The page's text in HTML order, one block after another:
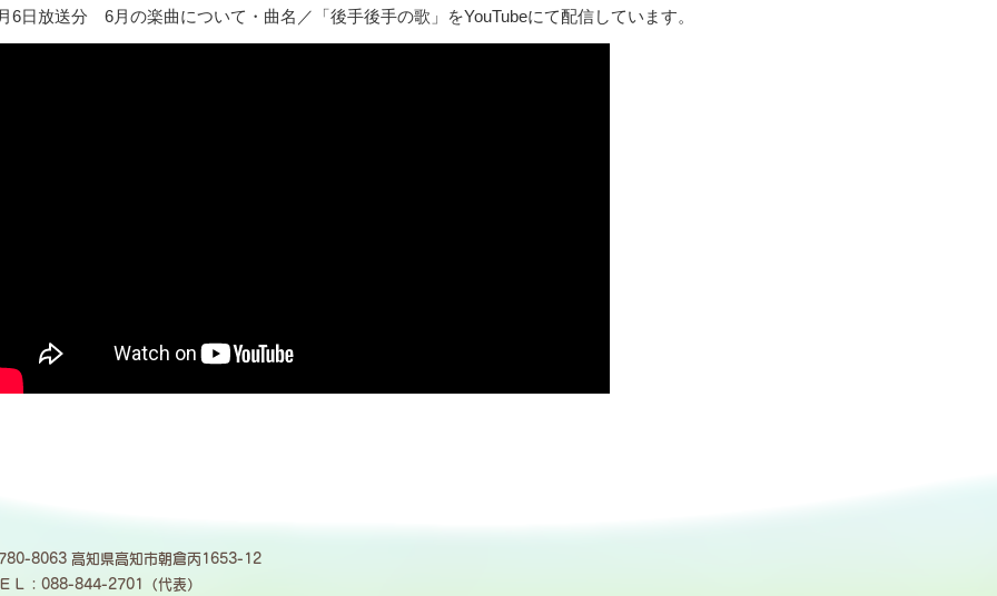
6日放送分 6月の楽曲について・曲名／「後手後手の歌」をYouTubeにて配信しています。
特定医療法人 仁泉会 朝倉病院
8063 高知県高知市朝倉丙1653-12
Ｌ：088-844-2701（代表）